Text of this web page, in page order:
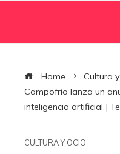
Home
Cultura
Campofrío lanza un
inteligencia artificial |
CULTURA Y OCIO